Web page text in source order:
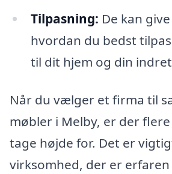
Tilpasning: De kan
hvordan du bedst
til dit hjem og din
Når du vælger et firma til
møbler i Melby, er der
tage højde for. Det er
virksomhed, der er